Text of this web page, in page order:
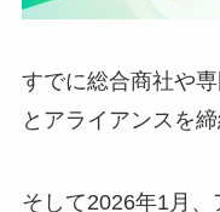
すでに総合商社や
とアライアンスを締
そして2026年1月